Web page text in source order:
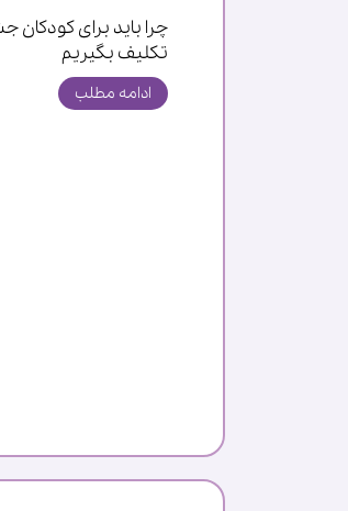
چرا باید برای
تکلیف بگیریم
ادامه مطلب